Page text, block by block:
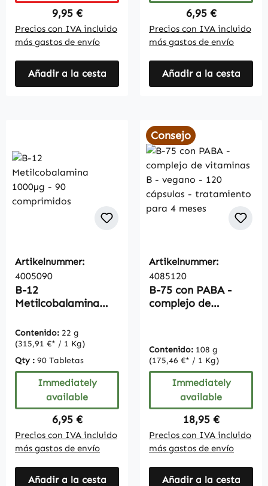
Regular price:
9,95 €
Precios con IVA incluido
más gastos de envío
Añadir a la cesta
Regular price:
6,95 €
Precios con IVA incluido
más gastos de envío
Añadir a la cesta
Artikelnummer:
4005090
B-12
Metilcobalamina
comprimidos
Contenido: 22 g
(315,91 €* / 1 Kg)
Qty : 90 Tabletas
Immediately
available
Regular price:
6,95 €
Precios con IVA incluido
más gastos de envío
Añadir a la cesta
Consejo
Artikelnummer:
4085120
B-75 con PABA -
complejo de
cápsulas -
tratamiento para 4
meses
Contenido: 108 g
(175,46 €* / 1 Kg)
Immediately
available
Regular price:
18,95 €
Precios con IVA incluido
más gastos de envío
Añadir a la cesta